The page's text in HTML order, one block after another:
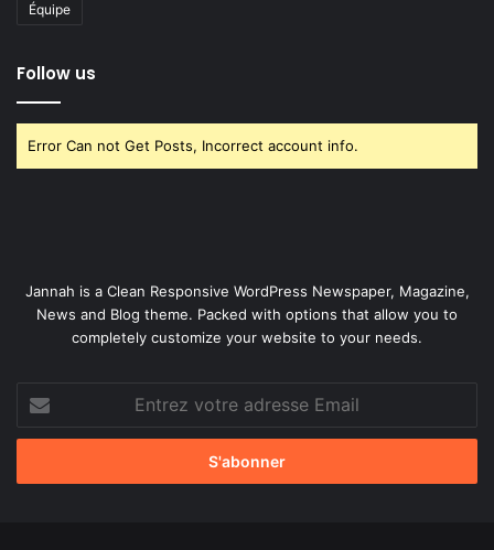
Équipe
Follow us
Error Can not Get Posts, Incorrect account info.
Jannah is a Clean Responsive WordPress Newspaper, Magazine,
News and Blog theme. Packed with options that allow you to
completely customize your website to your needs.
Entrez
votre
adresse